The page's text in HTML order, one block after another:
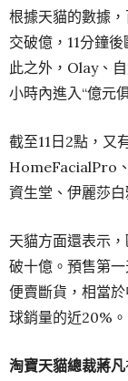
根據天貓的數據
交破億，11分鐘
此之外，Olay、
小時內進入“億元
截至11日2點，又
HomeFacialPro
資生堂、伊麗莎
天貓方面還表示
破十億。預售第
便賣斷貨，相當
球銷量的近20%。
淘寶天貓總裁蔣凡